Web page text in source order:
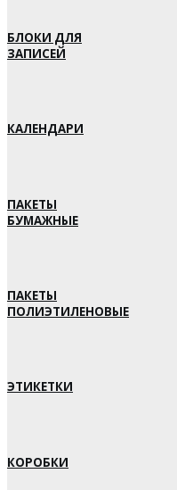
БЛОКИ ДЛЯ
ЗАПИСЕЙ
КАЛЕНДАРИ
ПАКЕТЫ
БУМАЖНЫЕ
ПАКЕТЫ
ПОЛИЭТИЛЕНОВЫЕ
ЭТИКЕТКИ
КОРОБКИ